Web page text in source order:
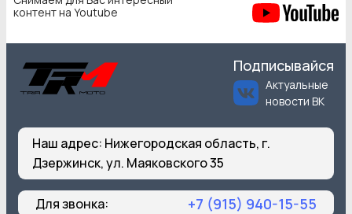
контент на Youtube
Подписывайся
Актуальные
новости ВК
Наш адрес: Нижегородская область, г.
Дзержинск, ул. Маяковского 35
Для звонка: +7 (915) 940-15-55